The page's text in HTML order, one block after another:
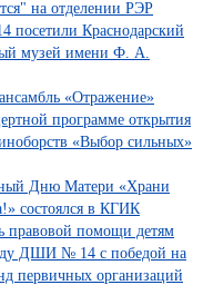
на отделении РЭР
Краснодарский
музей имени Ф. А.
«Отражение»
программе открытия
«Выбор сильных»
Дню Матери «Храни
состоялся в КГИК
правовой помощи детям
ДШИ № 14 с победой на
первичных организаций